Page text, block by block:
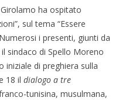
ha ospitato
sul tema “Essere
i presenti, giunti da
sindaco di Spello Moreno
iniziale di preghiera sulla
18 il dialogo a tre
tunisina, musulmana,